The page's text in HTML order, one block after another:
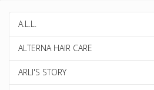
A.L.L.
ALTERNA HAIR CARE
ARLI'S STORY